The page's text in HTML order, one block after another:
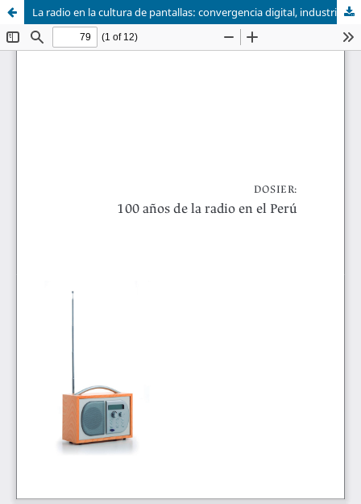
La radio en la cultura de pantallas: convergencia digital, industria del audio y nuevas formas de escucha